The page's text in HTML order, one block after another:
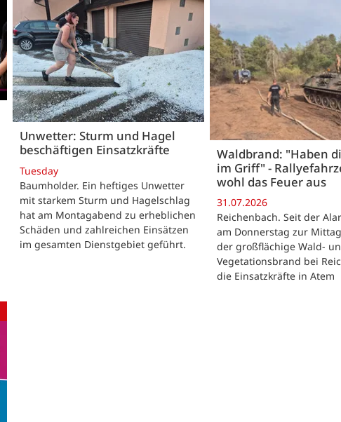
Unwetter: Sturm und Hagel
beschäftigen Einsatzkräfte
Tuesday
Baumholder. Ein heftiges Unwetter
mit starkem Sturm und Hagelschlag
hat am Montagabend zu erheblichen
Schäden und zahlreichen Einsätzen
im gesamten Dienstgebiet geführt.
Waldbrand: "Haben
im Griff" -
wohl das Feuer aus
31.07.2026
Reichenbach. Seit der
am Donnerstag zur
der großflächige Wald-
Vegetationsbrand bei
die Einsatzkräfte in Atem